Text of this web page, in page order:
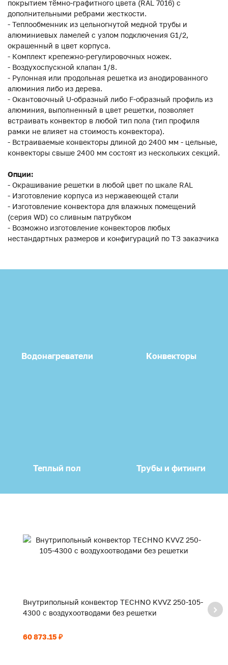
покрытием тёмно-графитного цвета (RAL 7016) с
дополнительными ребрами жесткости.
- Теплообменник из цельногнутой медной трубы и
алюминиевых ламелей с узлом подключения G1/2,
окрашенный в цвет корпуса.
- Комплект крепежно-регулировочных ножек.
- Воздухоспускной клапан 1/8.
- Рулонная или продольная решетка из анодированного
алюминия либо из дерева.
- Окантовочный U-образный либо F-образный профиль из
алюминия, выполненный в цвет решетки, позволяет
встраивать конвектор в любой тип пола (тип профиля
рамки не влияет на стоимость конвектора).
- Встраиваемые конвекторы длиной до 2400 мм - цельные,
конвекторы свыше 2400 мм состоят из нескольких секций.
Опции:
- Окрашивание решетки в любой цвет по шкале RAL
- Изготовление корпуса из нержавеющей стали
- Изготовление конвектора для влажных помещений
(серия WD) со сливным патрубком
- Возможно изготовление конвекторов любых
нестандартных размеров и конфигураций по ТЗ заказчика
Водонагреватели Конвекторы
Теплый пол Трубы и фитинги
Внутрипольный конвектор TECHNO KVVZ 250-105-
4300 с воздухоотводами без решетки
60 873.15 ₽